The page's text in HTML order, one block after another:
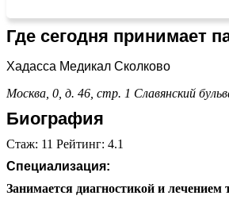
Где сегодня принимает
Хадасса Медикал Сколково
Москва, 0, д. 46, стр. 1 Славянский
Биография
Стаж: 11 Рейтинг: 4.1
Специализация:
Занимается диагностикой и лечением